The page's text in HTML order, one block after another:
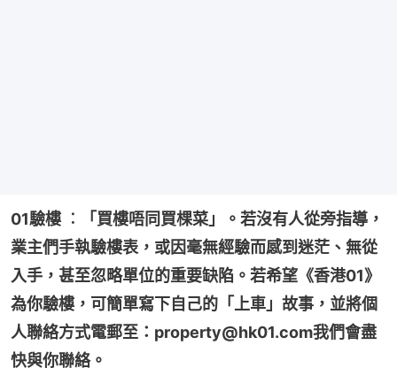
01驗樓 ︰「買樓唔同買棵菜」。若沒有人從旁指導，
業主們手執驗樓表，或因毫無經驗而感到迷茫、無從
入手，甚至忽略單位的重要缺陷。若希望《香港01》
為你驗樓，可簡單寫下自己的「上車」故事，並將個
人聯絡方式電郵至：property@hk01.com我們會盡
快與你聯絡。